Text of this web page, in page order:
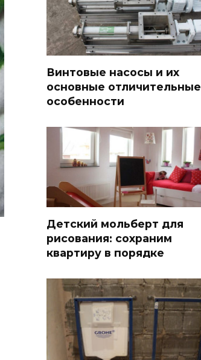
Винтовые насосы и их
основные отличительные
особенности
Детский мольберт для
рисования: сохраним
квартиру в порядке